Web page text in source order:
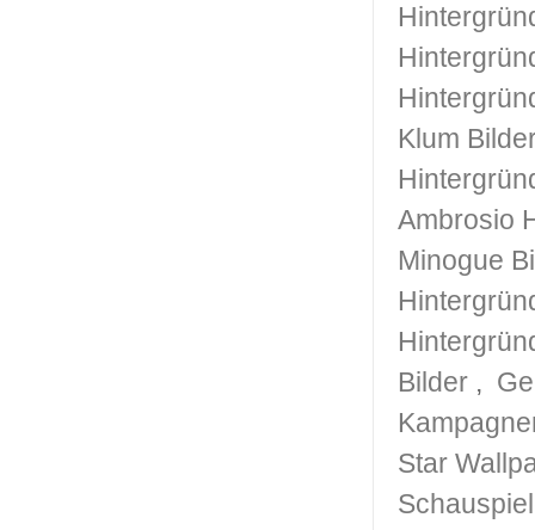
Klum
Ambrosio
Minogue
Bilder ,
Star